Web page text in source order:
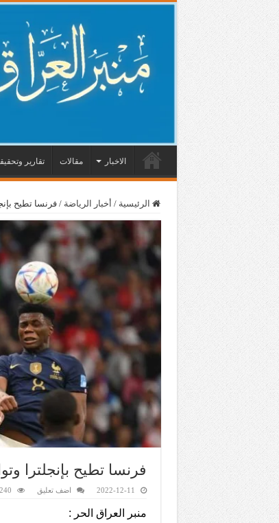
الاخبار مقالات تقارير
الرئيسية / أخبار الرياضة / فرنسا تطيح
فرنسا تطيح بإنجلترا
2022-12-11 اضف تعليق 240 زيارة
منبر العراق الحر :